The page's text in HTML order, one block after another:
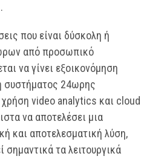
που είναι δύσκολη ή
από προσωπικό
να γίνει εξοικονόμηση
συστήματος 24ωρης
video analytics και cloud
να αποτελέσει μια
και αποτελεσματική λύση,
σημαντικά τα λειτουργικά